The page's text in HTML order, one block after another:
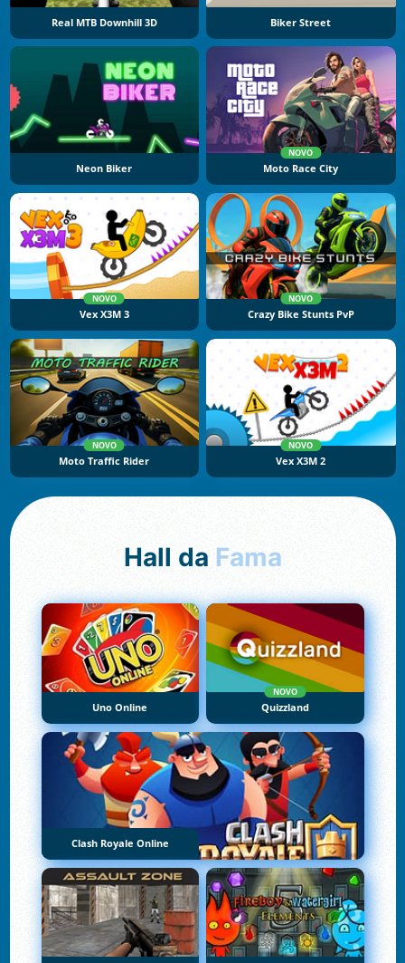
Real MTB Downhill 3D Biker Street
Neon Biker
NOVO
Moto Race City
NOVO
Vex X3M 3
NOVO
Crazy Bike Stunts PvP
NOVO
Moto Traffic Rider
NOVO
Vex X3M 2
Hall da Fama
Uno Online
NOVO
Quizzland
Clash Royale Online